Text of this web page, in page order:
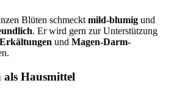
Blüten schmeckt mild-blumig und
. Er wird gern zur Unterstützung
Erkältungen und Magen-Darm-
als Hausmittel